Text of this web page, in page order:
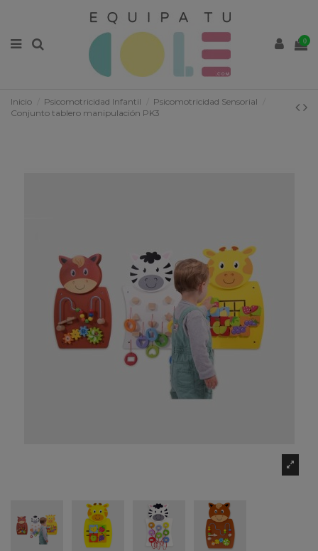
0
Inicio Psicomotricidad Infantil
Psicomotricidad Sensorial
Conjunto tablero manipulación PK3